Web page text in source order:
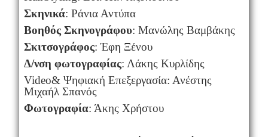
Σκηνικά: Ράνια Αντύπα
Βοηθός Σκηνογράφου: Μανώλης Βαμβάκης
Σκιτσογράφος: Έφη Ξένου
Δ/νση φωτογραφίας: Λάκης Κυρλίδης
Video& Ψηφιακή Επεξεργασία: Ανέστης
Μιχαήλ Σπανός
Φωτογραφία: Άκης Χρήστου